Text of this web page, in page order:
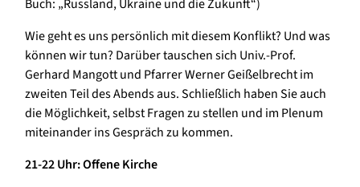
Buch: „Russland, Ukraine und die Zukunft“)
Wie geht es uns persönlich mit diesem Konflikt? Und was
können wir tun? Darüber tauschen sich Univ.-Prof.
Gerhard Mangott und Pfarrer Werner Geißelbrecht im
zweiten Teil des Abends aus. Schließlich haben Sie auch
die Möglichkeit, selbst Fragen zu stellen und im Plenum
miteinander ins Gespräch zu kommen.
21-22 Uhr: Offene Kirche